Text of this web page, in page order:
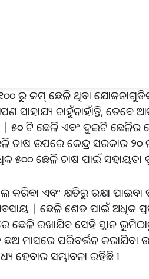
ରୁ କମ୍ ଛେଳି ଥିବା
ଚାହୁଁନାହାଁନ୍ତି, ତେବେ
| ୫୦ ଟି ଛେଳି ଏବଂ ଦୁଇଟି ଛେଳିର
ଉପରେ କେନ୍ଦ୍ର ସରକାର ୨୦
୫୦୦ ଛେଳି ଚାଷ ପାଇଁ ସହାୟତା
କରିବା ଏବଂ କ୍ଷତିରୁ ରକ୍ଷା
| ଛେଳି ଶେଡ ପାଇଁ ଅଧିକ
ରଖାଯିବ ସେହି ସ୍ଥାନ
ଛଅ ମାସରେ ପରିବର୍ତ୍ତନ
ହେବାର ସମ୍ଭାବନା ରହିଛି l